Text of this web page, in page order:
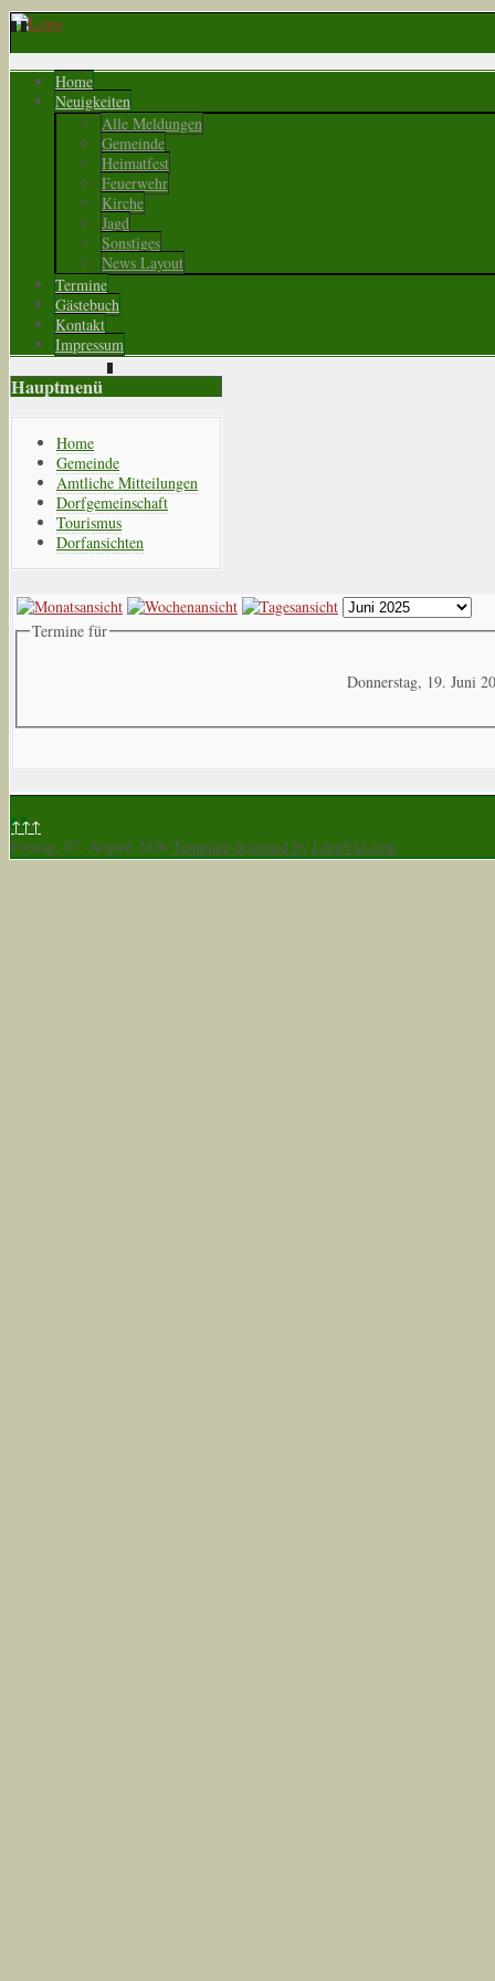
Home
Neuigkeiten
Alle Meldungen
Gemeinde
Heimatfest
Feuerwehr
Kirche
Jagd
Sonstiges
News Layout
Termine
Gästebuch
Kontakt
Impressum
Hauptmenü
Home
Gemeinde
Amtliche Mitteilungen
Dorfgemeinschaft
Tourismus
Dorfansichten
Termine für
Donnerstag, 19. Juni
↑↑↑
Freitag, 07. August 2026 Template designed by LernVid.com